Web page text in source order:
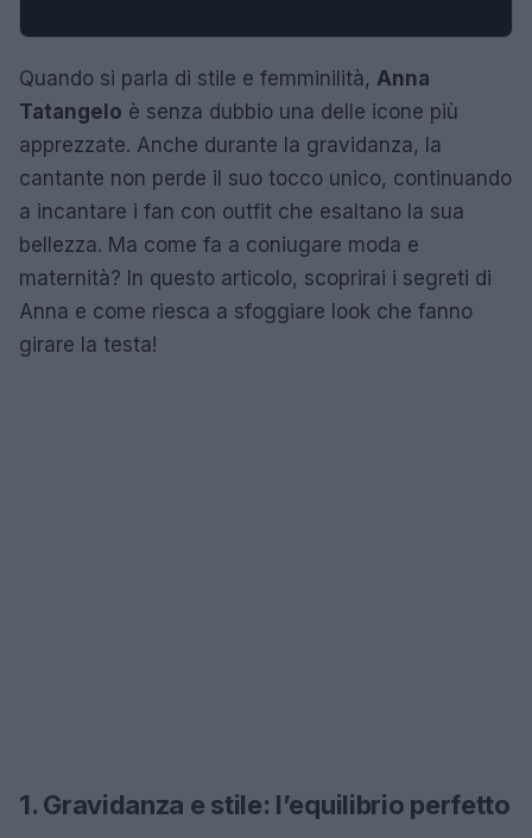
Quando si parla di stile e femminilità, Anna
Tatangelo è senza dubbio una delle icone più
apprezzate. Anche durante la gravidanza, la
cantante non perde il suo tocco unico, continuando
a incantare i fan con outfit che esaltano la sua
bellezza. Ma come fa a coniugare moda e
maternità? In questo articolo, scoprirai i segreti di
Anna e come riesca a sfoggiare look che fanno
girare la testa!
1. Gravidanza e stile: l’equilibrio perfetto